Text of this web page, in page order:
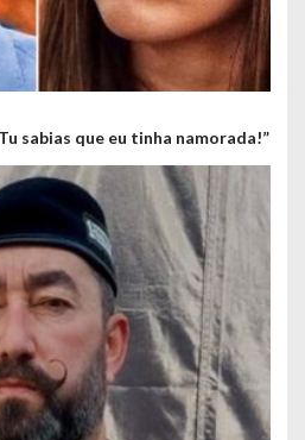
sabias que eu tinha namorada!”